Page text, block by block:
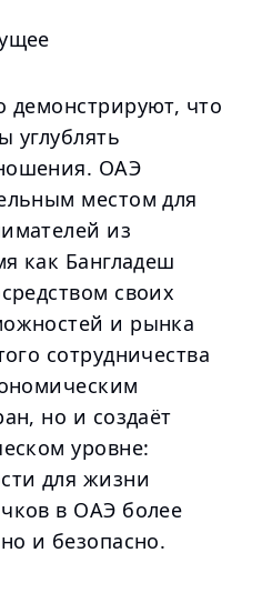
демонстрируют, что
углублять
ОАЭ
местом для
из
как Бангладеш
своих
и рынка
сотрудничества
но и создаёт
уровне:
для жизни
в ОАЭ более
и безопасно.